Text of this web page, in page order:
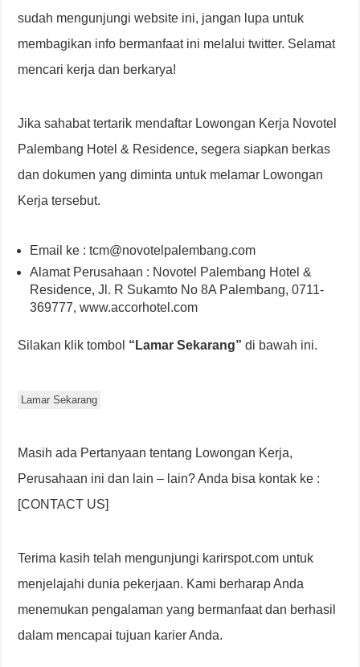
sudah mengunjungi website ini, jangan lupa untuk
membagikan info bermanfaat ini melalui twitter. Selamat
mencari kerja dan berkarya!
Jika sahabat tertarik mendaftar Lowongan Kerja Novotel
Palembang Hotel & Residence, segera siapkan berkas
dan dokumen yang diminta untuk melamar Lowongan
Kerja tersebut.
Email ke : tcm@novotelpalembang.com
Alamat Perusahaan : Novotel Palembang Hotel &
Residence, Jl. R Sukamto No 8A Palembang, 0711-
369777, www.accorhotel.com
Silakan klik tombol “Lamar Sekarang” di bawah ini.
Lamar Sekarang
Masih ada Pertanyaan tentang Lowongan Kerja,
Perusahaan ini dan lain – lain? Anda bisa kontak ke :
[CONTACT US]
Terima kasih telah mengunjungi karirspot.com untuk
menjelajahi dunia pekerjaan. Kami berharap Anda
menemukan pengalaman yang bermanfaat dan berhasil
dalam mencapai tujuan karier Anda.